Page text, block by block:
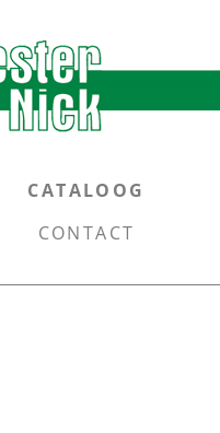
CATALOOG
CONTACT